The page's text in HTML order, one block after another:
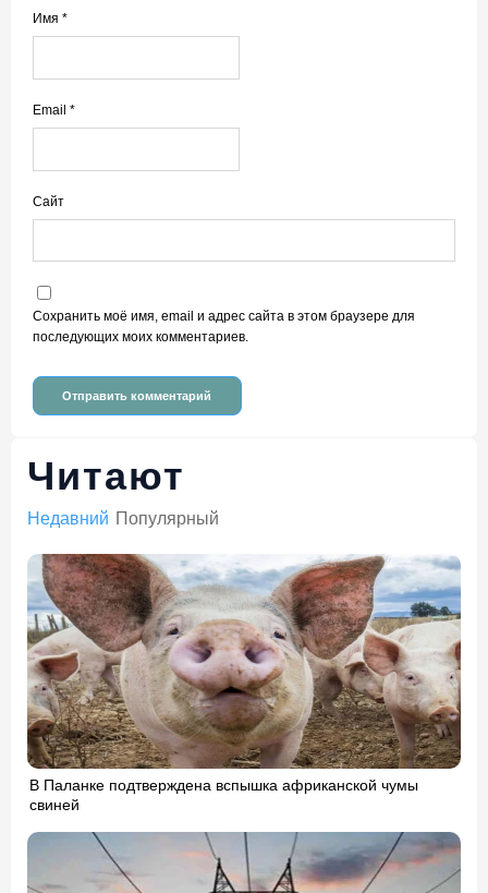
Имя *
Email *
Сайт
Сохранить моё имя, email и адрес сайта в этом браузере для
последующих моих комментариев.
Читают
Недавний Популярный
В Паланке подтверждена вспышка африканской чумы
свиней